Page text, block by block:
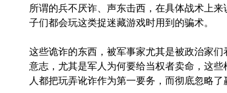
所谓的兵不厌诈、声东击西，在具体战术上
子们都会玩这类捉迷藏游戏时用到的骗术。
这些诡诈的东西，被军事家尤其是被政治家
意志，尤其是军人为何要给当权者卖命，这
人都把玩弄讹诈作为第一要务，而彻底忽略了